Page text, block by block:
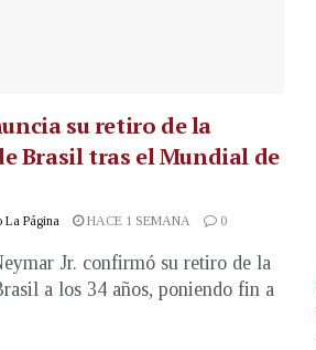
su retiro de la
Brasil tras el Mundial de
La Página HACE 1 SEMANA 0
Jr. confirmó su retiro de la
a los 34 años, poniendo fin a